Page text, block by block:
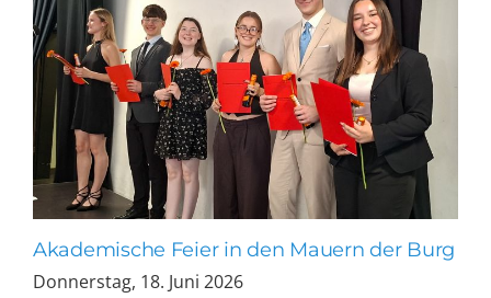
Akademische Feier in den Mauern der Burg
Donnerstag, 18. Juni 2026